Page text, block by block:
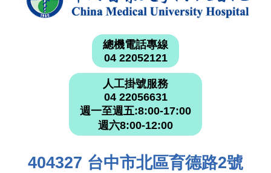
總機電話專線
04 22052121
人工掛號服務
04 22056631
週一至週五:8:00-17:00
週六8:00-12:00
404327 台中市北區育德路2號